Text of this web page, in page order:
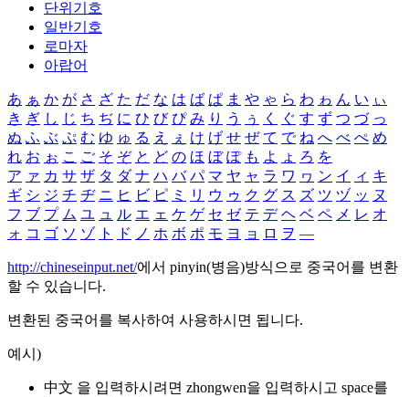
단위기호
일반기호
로마자
아랍어
あ ぁ か が さ ざ た だ な は ば ぱ ま や ゃ ら わ ゎ ん い ぃ
き ぎ し じ ち ぢ に ひ び ぴ み り う ぅ く ぐ す ず つ づ っ
ぬ ふ ぶ ぷ む ゆ ゅ る え ぇ け げ せ ぜ て で ね へ べ ぺ め
れ お ぉ こ ご そ ぞ と ど の ほ ぼ ぽ も よ ょ ろ を
ア ァ カ サ ザ タ ダ ナ ハ バ パ マ ヤ ャ ラ ワ ヮ ン イ ィ キ
ギ シ ジ チ ヂ ニ ヒ ビ ピ ミ リ ウ ゥ ク グ ス ズ ツ ヅ ッ ヌ
フ ブ プ ム ユ ュ ル エ ェ ケ ゲ セ ゼ テ デ ヘ ベ ペ メ レ オ
ォ コ ゴ ソ ゾ ト ド ノ ホ ボ ポ モ ヨ ョ ロ ヲ ―
http://chineseinput.net/에서 pinyin(병음)방식으로 중국어를 변환
할 수 있습니다.
변환된 중국어를 복사하여 사용하시면 됩니다.
예시)
中文 을 입력하시려면 zhongwen을 입력하시고 space를